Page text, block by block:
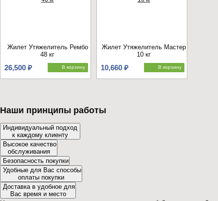
Жилет Утяжелитель Рембо
48 кг
26,500 ₽ В корзину
Жилет Утяжелитель Мастер
10 кг
10,660 ₽ В корзину
Наши принципы работы
Индивидуальный подход
к каждому клиенту
Высокое качество
обслуживания
Безопасность покупки
Удобные для Вас способы
оплаты покупки
Доставка в удобное для
Вас время и место